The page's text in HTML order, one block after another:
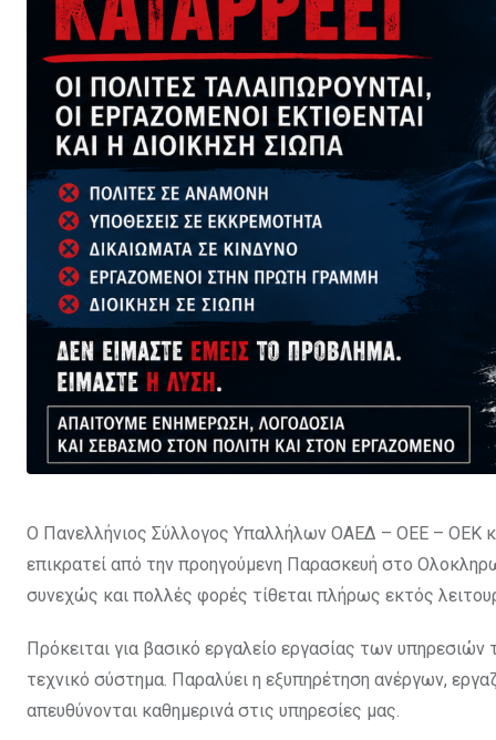
Ο Πανελλήνιος Σύλλογος Υπαλλήλων ΟΑΕΔ – ΟΕΕ – ΟΕΚ
επικρατεί από την προηγούμενη Παρασκευή στο
συνεχώς και πολλές φορές τίθεται πλήρως εκτός
Πρόκειται για βασικό εργαλείο εργασίας των
τεχνικό σύστημα. Παραλύει η εξυπηρέτηση ανέργων,
απευθύνονται καθημερινά στις υπηρεσίες μας.